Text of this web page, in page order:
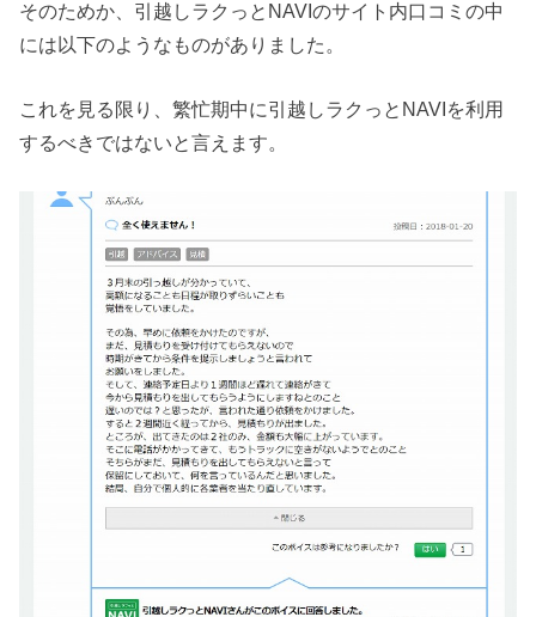
そのためか、引越しラクっとNAVIのサイト内口コミの中
には以下のようなものがありました。
これを見る限り、繁忙期中に引越しラクっとNAVIを利用
するべきではないと言えます。